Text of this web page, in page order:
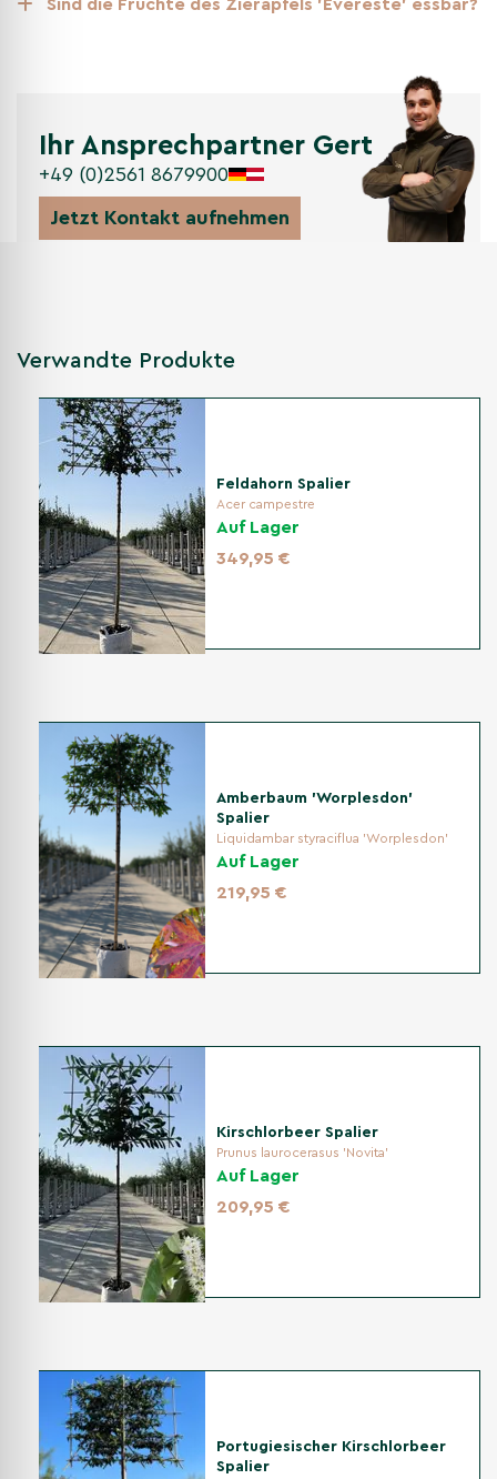
Sind die Früchte des Zierapfels 'Evereste' essbar?
Ihr Ansprechpartner Gert
+49 (0)2561 8679900
Jetzt Kontakt aufnehmen
Verwandte Produkte
Feldahorn Spalier
Acer campestre
Auf Lager
349,95 €
Amberbaum 'Worplesdon'
Spalier
Liquidambar styraciflua 'Worplesdon'
Auf Lager
219,95 €
Kirschlorbeer Spalier
Prunus laurocerasus 'Novita'
Auf Lager
209,95 €
Portugiesischer Kirschlorbeer
Spalier